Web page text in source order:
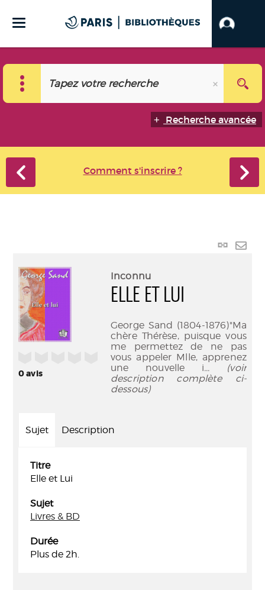
Recherche avancée
Comment s'inscrire ?
Lien
0avis
Inconnu
ELLE ET LUI
George Sand (1804-1876)"Ma
chère Thérèse, puisque vous
me permettez de ne pas
vous appeler Mlle, apprenez
une nouvelle i... (voir
description complète ci-
dessous)
Sujet Description
Titre
Elle et Lui
Sujet
Livres & BD
Durée
Plus de 2h.